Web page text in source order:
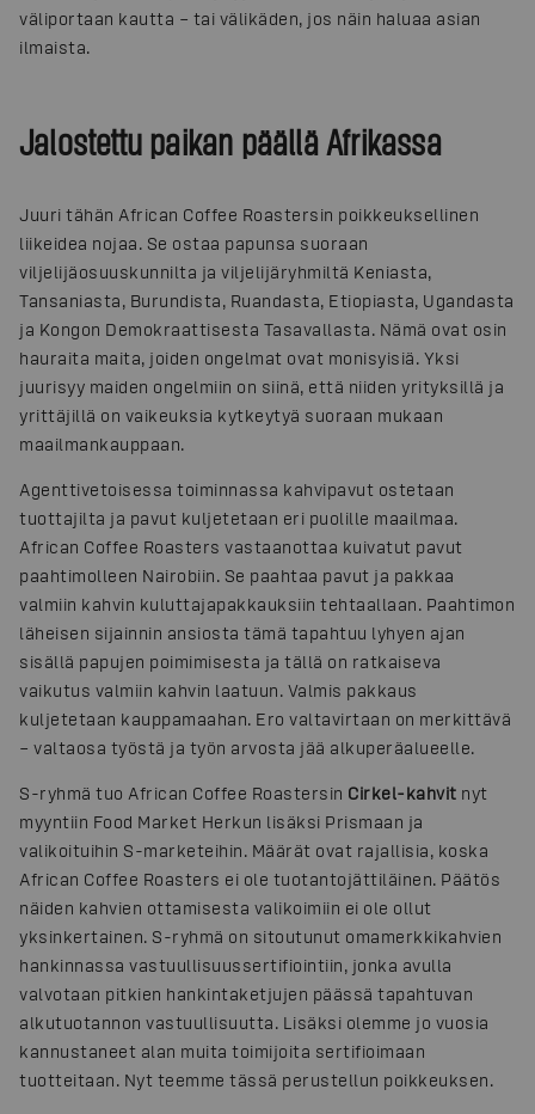
väliportaan kautta – tai välikäden, jos näin haluaa asian
ilmaista.
Jalostettu paikan päällä Afrikassa
Juuri tähän African Coffee Roastersin poikkeuksellinen
liikeidea nojaa. Se ostaa papunsa suoraan
viljelijäosuuskunnilta ja viljelijäryhmiltä Keniasta,
Tansaniasta, Burundista, Ruandasta, Etiopiasta, Ugandasta
ja Kongon Demokraattisesta Tasavallasta. Nämä ovat osin
hauraita maita, joiden ongelmat ovat monisyisiä. Yksi
juurisyy maiden ongelmiin on siinä, että niiden yrityksillä ja
yrittäjillä on vaikeuksia kytkeytyä suoraan mukaan
maailmankauppaan.
Agenttivetoisessa toiminnassa kahvipavut ostetaan
tuottajilta ja pavut kuljetetaan eri puolille maailmaa.
African Coffee Roasters vastaanottaa kuivatut pavut
paahtimolleen Nairobiin. Se paahtaa pavut ja pakkaa
valmiin kahvin kuluttajapakkauksiin tehtaallaan. Paahtimon
läheisen sijainnin ansiosta tämä tapahtuu lyhyen ajan
sisällä papujen poimimisesta ja tällä on ratkaiseva
vaikutus valmiin kahvin laatuun. Valmis pakkaus
kuljetetaan kauppamaahan. Ero valtavirtaan on merkittävä
– valtaosa työstä ja työn arvosta jää alkuperäalueelle.
S-ryhmä tuo African Coffee Roastersin Cirkel-kahvit nyt
myyntiin Food Market Herkun lisäksi Prismaan ja
valikoituihin S-marketeihin. Määrät ovat rajallisia, koska
African Coffee Roasters ei ole tuotantojättiläinen. Päätös
näiden kahvien ottamisesta valikoimiin ei ole ollut
yksinkertainen. S-ryhmä on sitoutunut omamerkkikahvien
hankinnassa vastuullisuussertifiointiin, jonka avulla
valvotaan pitkien hankintaketjujen päässä tapahtuvan
alkutuotannon vastuullisuutta. Lisäksi olemme jo vuosia
kannustaneet alan muita toimijoita sertifioimaan
tuotteitaan. Nyt teemme tässä perustellun poikkeuksen.